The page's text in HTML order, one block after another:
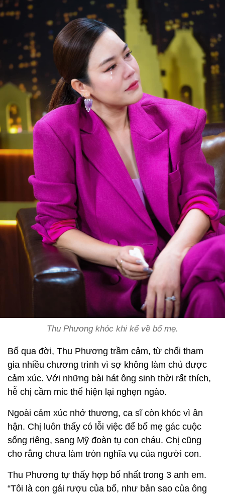
Thu Phương khóc khi kể về bố mẹ.
Bố qua đời, Thu Phương trầm cảm, từ chối tham
gia nhiều chương trình vì sợ không làm chủ được
cảm xúc. Với những bài hát ông sinh thời rất thích,
hễ chị cầm mic thể hiện lại nghẹn ngào.
Ngoài cảm xúc nhớ thương, ca sĩ còn khóc vì ân
hận. Chị luôn thấy có lỗi việc để bố mẹ gác cuộc
sống riêng, sang Mỹ đoàn tụ con cháu. Chị cũng
cho rằng chưa làm tròn nghĩa vụ của người con.
Thu Phương tự thấy hợp bố nhất trong 3 anh em.
“Tôi là con gái rượu của bố, như bản sao của ông